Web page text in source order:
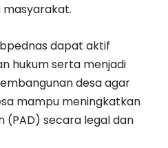
dapat aktif
hukum serta menjadi
desa agar
mampu meningkatkan
(PAD) secara legal dan